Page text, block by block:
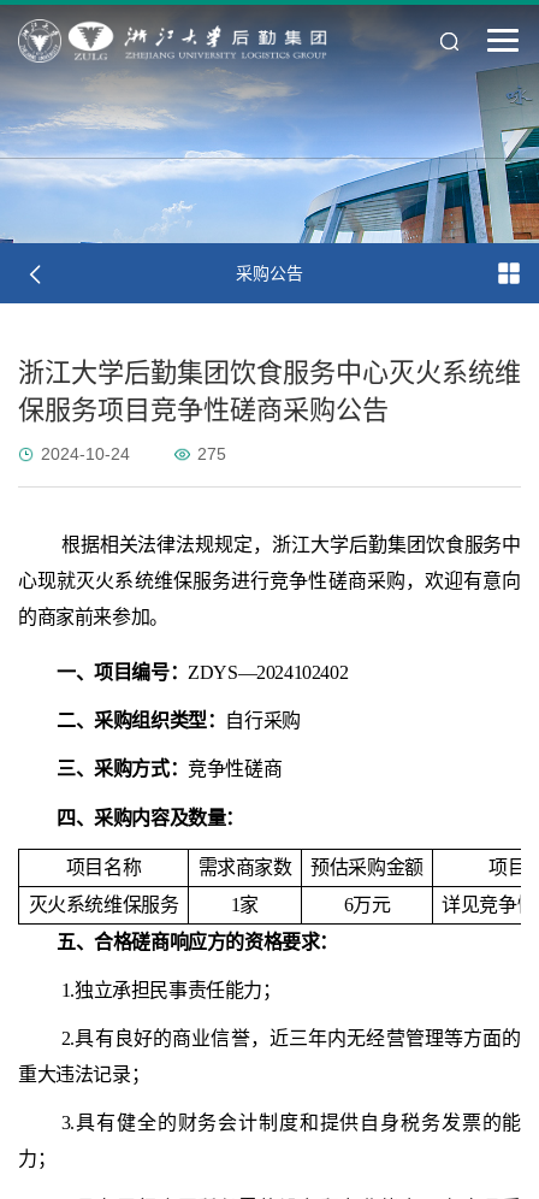
采购公告
浙江大学后勤集团饮食服务中心灭火系统维
保服务项目竞争性磋商采购公告
2024-10-24 275
根据相关法律法规规定，浙江大学后勤集团饮食服务中
心现就灭火系统维保服务进行竞争性磋商采购，欢迎有意向
的商家前来参加。
一、项目编号： ZDYS—2024102402
二、采购组织类型： 自行采购
三、采购方式：竞争性磋商
四、采购内容及数量：
项目名称 需求商家数 预估采购金额
项目
灭火系统维保服务
1家 6万元
详见竞争
五、合格磋商响应方的资格要求：
1.独立承担民事责任能力；
2.具有良好的商业信誉，近三年内无经营管理等方面的
重大违法记录；
3.具有健全的财务会计制度和提供自身税务发票的能
力；